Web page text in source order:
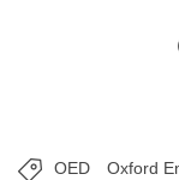
OED Oxford